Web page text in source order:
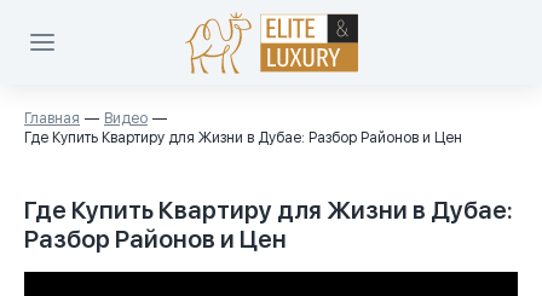
Главная
Видео
Где Купить Квартиру для Жизни в Дубае: Разбор Районов и Цен
Где Купить Квартиру для Жизни в Дубае:
Разбор Районов и Цен